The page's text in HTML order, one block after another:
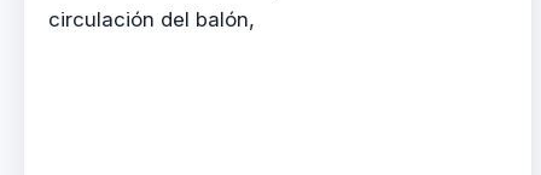
circulación del balón,